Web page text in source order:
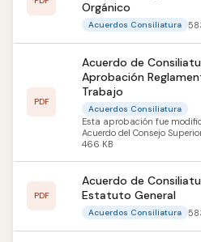
Orgánico
Acuerdos Consiliatura
PDF
Acuerdo de
Aprobación
Trabajo
Acuerdos Consiliatura
Esta aprobación fue
Acuerdo del Consejo
466 KB
PDF
Acuerdo de
Estatuto General
Acuerdos Consiliatura